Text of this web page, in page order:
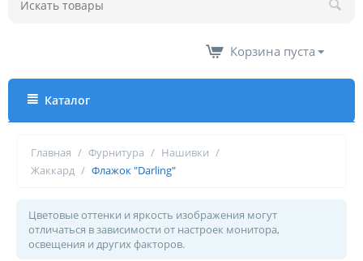
Корзина пуста
Каталог
Главная / Фурнитура / Нашивки /
Жаккард / Флажок "Darling"
Цветовые оттенки и яркость изображения могут
отличаться в зависимости от настроек монитора,
освещения и других факторов.